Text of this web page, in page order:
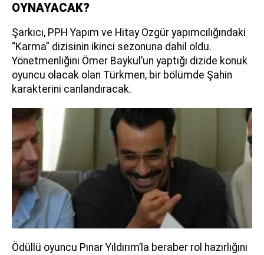
OYNAYACAK?
Şarkıcı, PPH Yapım ve Hitay Özgür yapımcılığındaki
“Karma” dizisinin ikinci sezonuna dahil oldu.
Yönetmenliğini Ömer Baykul’un yaptığı dizide konuk
oyuncu olacak olan Türkmen, bir bölümde Şahin
karakterini canlandıracak.
Ödüllü oyuncu Pınar Yıldırım’la beraber rol hazırlığını